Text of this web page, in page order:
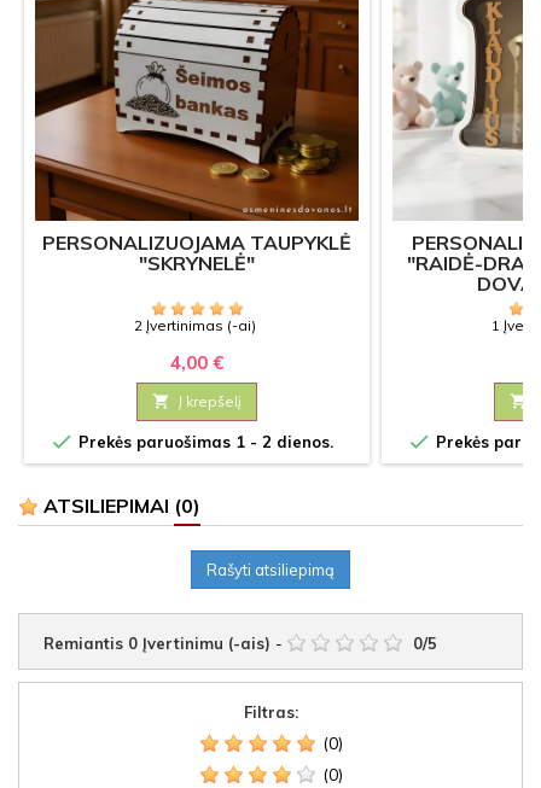
PERSONALIZUOJAMA TAUPYKLĖ
"SKRYNELĖ"
2 Įvertinimas (-ai)
4,00 €
 Į krepšelį
 Prekės paruošimas 1 - 2 dienos.
"RAIDĖ-
1

 Prekės
ATSILIEPIMAI (0)
Rašyti atsiliepimą
Remiantis 0 Įvertinimu (-ais) - 0/5
Filtras:
(0)
(0)